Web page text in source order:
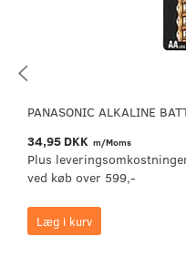
PANASONIC ALKALINE
34,95 DKK m/Moms
Plus
ved køb over 599,-
Læg i kurv